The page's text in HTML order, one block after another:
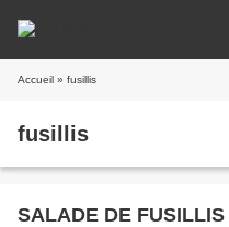
Accueil » fusillis
fusillis
SALADE DE